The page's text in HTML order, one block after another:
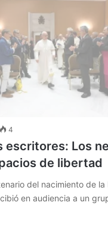
4
escritores: Los
de libertad
del nacimiento de la
en audiencia a un